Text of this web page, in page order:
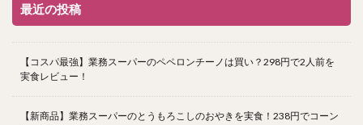
最近の投稿
【コスパ最強】業務スーパーのペペロンチーノは買い？298円で2人前を
実食レビュー！
【新商品】業務スーパーのとうもろこしのおやきを実食！238円でコーン